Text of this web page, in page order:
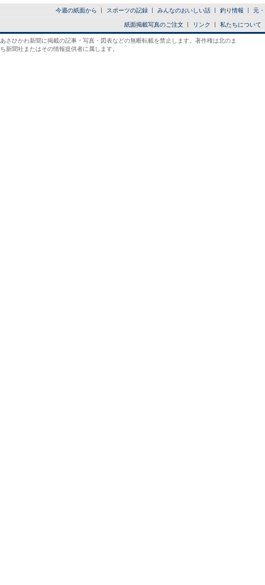
今週の紙面から スポーツの記録 みんなのおいしい話 釣り情報 元
紙面掲載写真のご注文 リンク 私たちについて
あさひかわ新聞に掲載の記事・写真・図表などの無断転載を禁止します。著作権は北のま
ち新聞社またはその情報提供者に属します。